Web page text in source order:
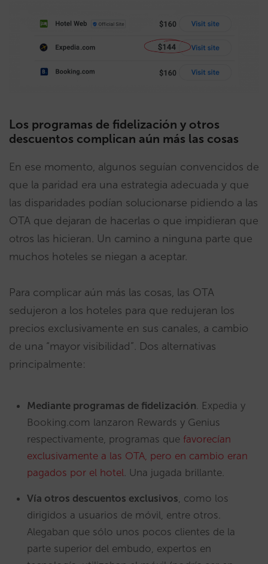
Los programas de fidelización y otros
descuentos complican aún más las cosas
En ese momento, algunos seguían convencidos de
que la paridad era una estrategia adecuada y que
las disparidades podían solucionarse pidiendo a las
OTA que dejaran de hacerlas o que impidieran que
otros las hicieran. Un camino a ninguna parte que
muchos hoteles se niegan a aceptar.
Para complicar aún más las cosas, las OTA
sedujeron a los hoteles para que redujeran los
precios exclusivamente en sus canales, a cambio
de una “mayor visibilidad”. Dos alternativas
principalmente:
Mediante programas de fidelización . Expedia y
Booking.com lanzaron Rewards y Genius
respectivamente, programas que favorecían
exclusivamente a las OTA, pero en cambio eran
pagados por el hotel . Una jugada brillante.
Vía otros descuentos exclusivos , como los
dirigidos a usuarios de móvil, entre otros.
Alegaban que sólo unos pocos clientes de la
parte superior del embudo, expertos en